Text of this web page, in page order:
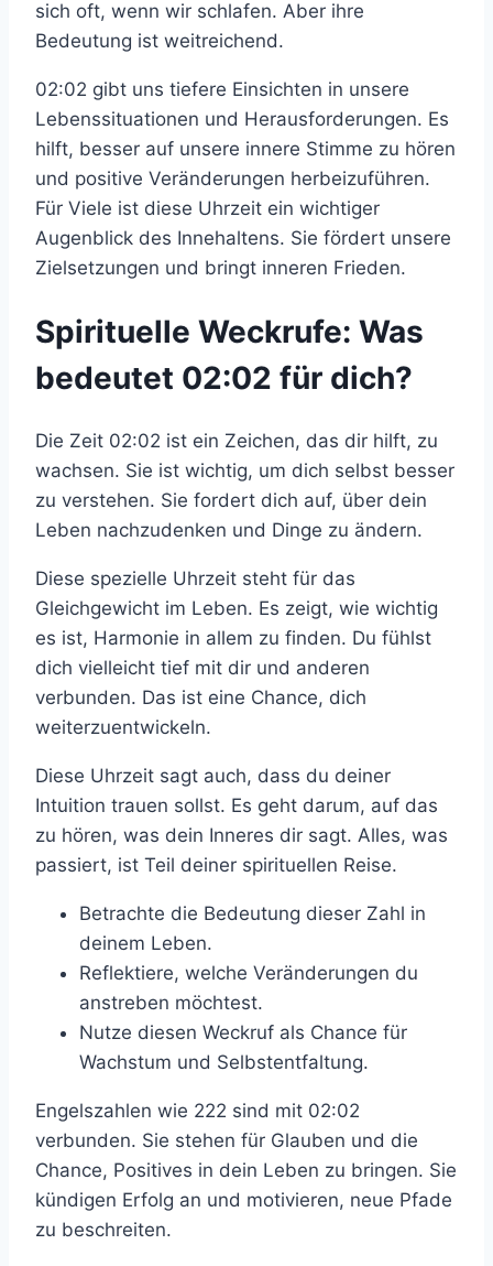
sich oft, wenn wir schlafen. Aber ihre
Bedeutung ist weitreichend.
02:02 gibt uns tiefere Einsichten in unsere
Lebenssituationen und Herausforderungen. Es
hilft, besser auf unsere innere Stimme zu hören
und positive Veränderungen herbeizuführen.
Für Viele ist diese Uhrzeit ein wichtiger
Augenblick des Innehaltens. Sie fördert unsere
Zielsetzungen und bringt inneren Frieden.
Spirituelle Weckrufe: Was
bedeutet 02:02 für dich?
Die Zeit 02:02 ist ein Zeichen, das dir hilft, zu
wachsen. Sie ist wichtig, um dich selbst besser
zu verstehen. Sie fordert dich auf, über dein
Leben nachzudenken und Dinge zu ändern.
Diese spezielle Uhrzeit steht für das
Gleichgewicht im Leben. Es zeigt, wie wichtig
es ist, Harmonie in allem zu finden. Du fühlst
dich vielleicht tief mit dir und anderen
verbunden. Das ist eine Chance, dich
weiterzuentwickeln.
Diese Uhrzeit sagt auch, dass du deiner
Intuition trauen sollst. Es geht darum, auf das
zu hören, was dein Inneres dir sagt. Alles, was
passiert, ist Teil deiner spirituellen Reise.
Betrachte die Bedeutung dieser Zahl in
deinem Leben.
Reflektiere, welche Veränderungen du
anstreben möchtest.
Nutze diesen Weckruf als Chance für
Wachstum und Selbstentfaltung.
Engelszahlen wie 222 sind mit 02:02
verbunden. Sie stehen für Glauben und die
Chance, Positives in dein Leben zu bringen. Sie
kündigen Erfolg an und motivieren, neue Pfade
zu beschreiten.